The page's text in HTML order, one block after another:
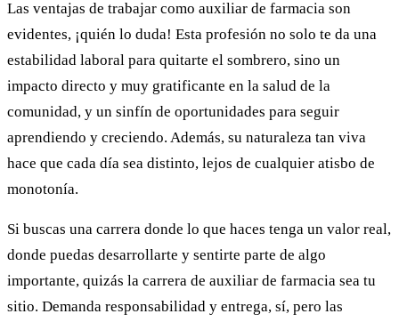
Las ventajas de trabajar como auxiliar de farmacia son
evidentes, ¡quién lo duda! Esta profesión no solo te da una
estabilidad laboral para quitarte el sombrero, sino un
impacto directo y muy gratificante en la salud de la
comunidad, y un sinfín de oportunidades para seguir
aprendiendo y creciendo. Además, su naturaleza tan viva
hace que cada día sea distinto, lejos de cualquier atisbo de
monotonía.
Si buscas una carrera donde lo que haces tenga un valor real,
donde puedas desarrollarte y sentirte parte de algo
importante, quizás la carrera de auxiliar de farmacia sea tu
sitio. Demanda responsabilidad y entrega, sí, pero las